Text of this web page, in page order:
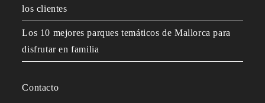
los clientes
Los 10 mejores parques temáticos de Mallorca para
disfrutar en familia
Contacto